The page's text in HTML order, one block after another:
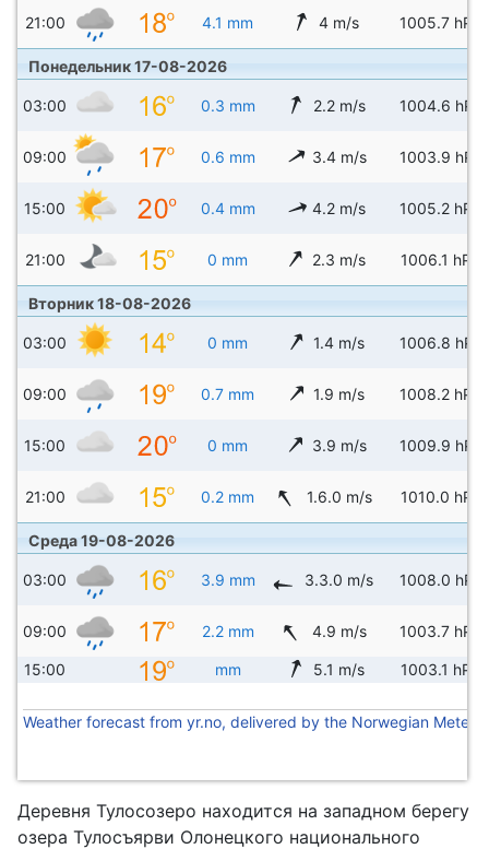
21:00 4.1 mm 4 m/s 1005.7 hPa
Понедельник 17-08-2026
03:00 0.3 mm 2.2 m/s 1004.6 hPa
09:00 0.6 mm 3.4 m/s 1003.9 hPa
15:00 0.4 mm 4.2 m/s 1005.2 hPa
21:00 0 mm 2.3 m/s 1006.1 hPa
Вторник 18-08-2026
03:00 0 mm 1.4 m/s 1006.8 hPa
09:00 0.7 mm 1.9 m/s 1008.2 hPa
15:00 0 mm 3.9 m/s 1009.9 hPa
21:00 0.2 mm 1.6.0 m/s 1010.0 hPa
Среда 19-08-2026
03:00 3.9 mm 3.3.0 m/s 1008.0 hPa
09:00 2.2 mm 4.9 m/s 1003.7 hPa
15:00 mm 5.1 m/s 1003.1 hPa
Weather forecast from yr.no, delivered by the Norwegian
Деревня Тулосозеро находится на западном берегу
озера Тулосъярви Олонецкого национального